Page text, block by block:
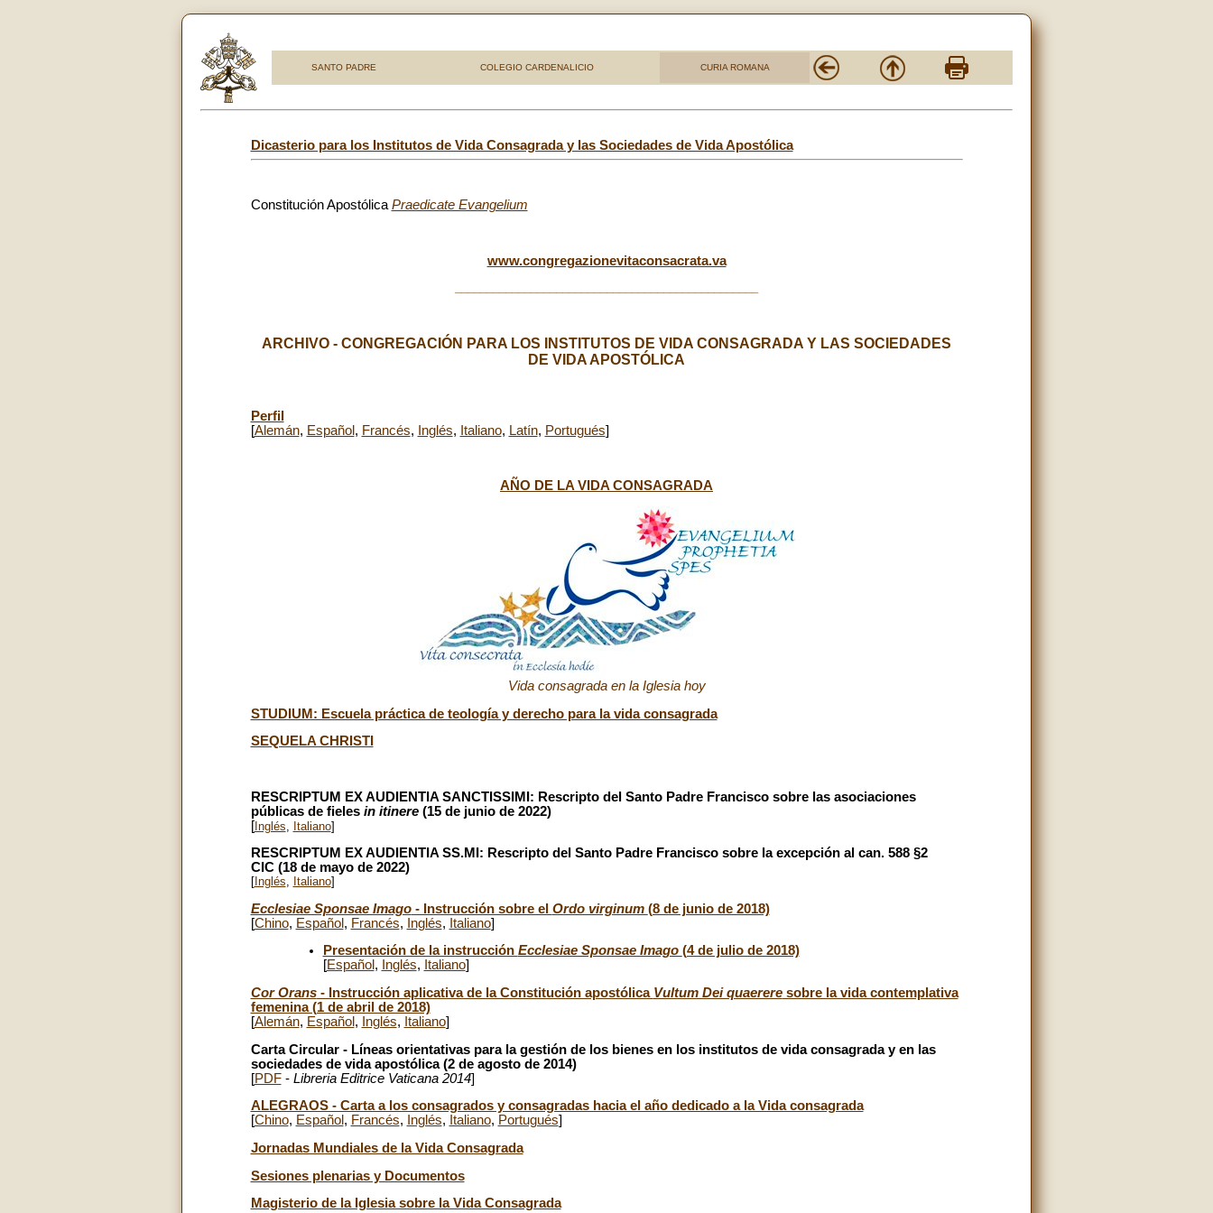
SANTO PADRE COLEGIO CARDENALICIO CURIA ROMANA
Dicasterio para los Institutos de Vida Consagrada y las Sociedades de Vida Apostólica
Constitución ApostólicaPraedicate Evangelium
www.congregazionevitaconsacrata.va
ARCHIVO - CONGREGACIÓN PARA LOS INSTITUTOS DE VIDA CONSAGRADA Y LAS SOCIEDADES
DE VIDA APOSTÓLICA
Perfil
[Alemán, Español , Francés, Inglés, Italiano, Latín, Portugués]
AÑO DE LA VIDA CONSAGRADA
Vida consagrada en la Iglesia hoy
STUDIUM: Escuela práctica de teología y derecho para la vida consagrada
SEQUELA CHRISTI
RESCRIPTUM EX AUDIENTIA SANCTISSIMI: Rescripto del Santo Padre Francisco sobre las asociaciones
públicas de fieles in itinere(15 de junio de 2022)
[Inglés Italiano]
RESCRIPTUM EX AUDIENTIA SS.MI: Rescripto del Santo Padre Francisco sobre la excepción al can. 588 §2
CIC(18 de mayo de 2022)
[Inglés, Italiano]
Ecclesiae Sponsae Imago- Instrucción sobre el Ordo virginum (8 de junio de 2018)
[Chino, Español , Francés, Inglés, Italiano]
Presentación de la instrucción Ecclesiae Sponsae Imago (4 de julio de 2018)
[Español , Inglés, Italiano]
Cor Orans- Instrucción aplicativa de la Constitución apostólica Vultum Dei quaereresobre la vida contemplativa
femenina (1 de abril de 2018)
[Alemán, Español , Inglés, Italiano]
Carta Circular - Líneas orientativas para la gestión de los bienes en los institutos de vida consagrada y en las
sociedades de vida apostólica (2 de agosto de 2014)
[PDF- Libreria Editrice Vaticana 2014]
ALEGRAOS - Carta a los consagrados y consagradas hacia el año dedicado a la Vida consagrada
[Chino, Español , Francés, Inglés, Italiano, Portugués]
Jornadas Mundiales de la Vida Consagrada
Sesiones plenarias y Documentos
Magisterio de la Iglesia sobre la Vida Consagrada